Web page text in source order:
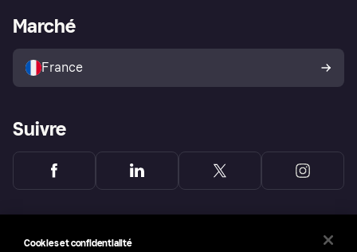
Explorez les magasins
Politique de protection de
l’acheteur Klarna
Portail Marchand
Marché
France
Suivre
Cookies et confidentialité